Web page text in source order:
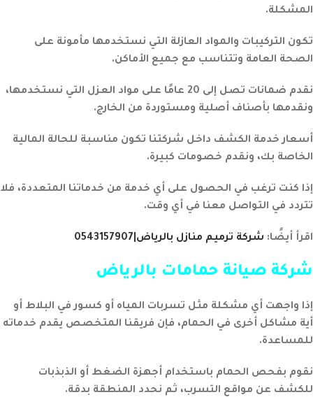
المشكلة.
تكون التركيبات والمواد العازلة التي نستخدمها مأمونة على
الصحة العامة وتتناسب مع جميع الأماكن.
نقدم ضمانات تصل إلى 20 عامًا على مواد العزل التي نستخدمها،
ونقدمها بأصناف أصلية ومستوردة من الخارج.
أسعار خدمة الكشف داخل شركتنا تكون مناسبة للحالة المالية
الخاصة بك، ونقدم خصومات كبيرة.
إذا كنت ترغب في الحصول على أي خدمة من خدماتنا المتعددة، فلا
تتردد في التواصل معنا في أي وقت.
اقرأ أيضًا: شركة ترميم منازل بالرياض|0543157907
شركة صيانة حمامات بالرياض
إذا واجهت أي مشكلة مثل تسربات المياه أو كسور في البلاط أو
أية مشاكل أخرى في الحمام، فإن فريقنا المتخصص يقدم خدماته
للمساعدة.
نقوم بفحص الحمام باستخدام أجهزة الضغط أو الذبذبات
للكشف عن مواقع التسرب، ثم نحدد المنطقة بدقة.